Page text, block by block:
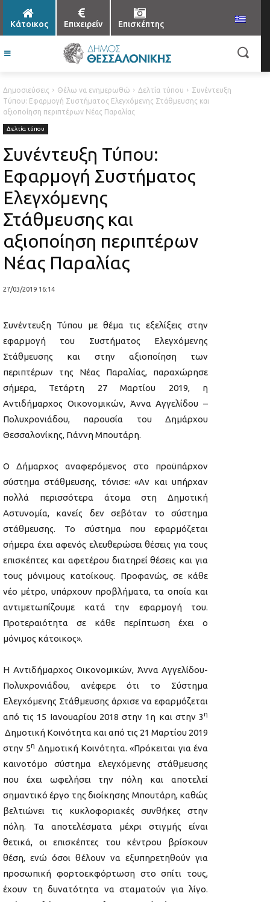
Κάτοικος Επιχειρείν Επισκέπτης
Δημοσιεύσεις Θέλω να ενημερωθώ Δελτία τύπου
Συνέντευξη
Τύπου: Εφαρμογή Συστήματος Ελεγχόμενης Στάθμευσης και
αξιοποίηση περιπτέρων Νέας Παραλίας
Δελτία τύπου
Συνέντευξη Τύπου:
Εφαρμογή Συστήματος
Ελεγχόμενης
Στάθμευσης και
αξιοποίηση περιπτέρων
Νέας Παραλίας
27/03/2019 16:14
Συνέντευξη Τύπου με θέμα τις εξελίξεις στην
εφαρμογή του Συστήματος Ελεγχόμενης
Στάθμευσης και στην αξιοποίηση των
περιπτέρων της Νέας Παραλίας, παραχώρησε
σήμερα, Τετάρτη 27 Μαρτίου 2019, η
Αντιδήμαρχος Οικονομικών, Άννα Αγγελίδου –
Πολυχρονιάδου, παρουσία του Δημάρχου
Θεσσαλονίκης, Γιάννη Μπουτάρη.
Ο Δήμαρχος αναφερόμενος στο προϋπάρχον
σύστημα στάθμευσης, τόνισε: «Αν και υπήρχαν
πολλά περισσότερα άτομα στη Δημοτική
Αστυνομία, κανείς δεν σεβόταν το σύστημα
στάθμευσης. Το σύστημα που εφαρμόζεται
σήμερα έχει αφενός ελευθερώσει θέσεις για τους
επισκέπτες και αφετέρου διατηρεί θέσεις και για
τους μόνιμους κατοίκους. Προφανώς, σε κάθε
νέο μέτρο, υπάρχουν προβλήματα, τα οποία και
αντιμετωπίζουμε κατά την εφαρμογή του.
Προτεραιότητα σε κάθε περίπτωση έχει ο
μόνιμος κάτοικος».
Η Αντιδήμαρχος Οικονομικών, Άννα Αγγελίδου-
Πολυχρονιάδου, ανέφερε ότι το Σύστημα
Ελεγχόμενης Στάθμευσης άρχισε να εφαρμόζεται
από τις 15 Ιανουαρίου 2018 στην 1η και στην 3η
Δημοτική Κοινότητα και από τις 21 Μαρτίου 2019
στην 5η Δημοτική Κοινότητα. «Πρόκειται για ένα
καινοτόμο σύστημα ελεγχόμενης στάθμευσης
που έχει ωφελήσει την πόλη και αποτελεί
σημαντικό έργο της διοίκησης Μπουτάρη, καθώς
βελτιώνει τις κυκλοφοριακές συνθήκες στην
πόλη. Τα αποτελέσματα μέχρι στιγμής είναι
θετικά, οι επισκέπτες του κέντρου βρίσκουν
θέση, ενώ όσοι θέλουν να εξυπηρετηθούν για
προσωπική φορτοεκφόρτωση στο σπίτι τους,
έχουν τη δυνατότητα να σταματούν για λίγο.